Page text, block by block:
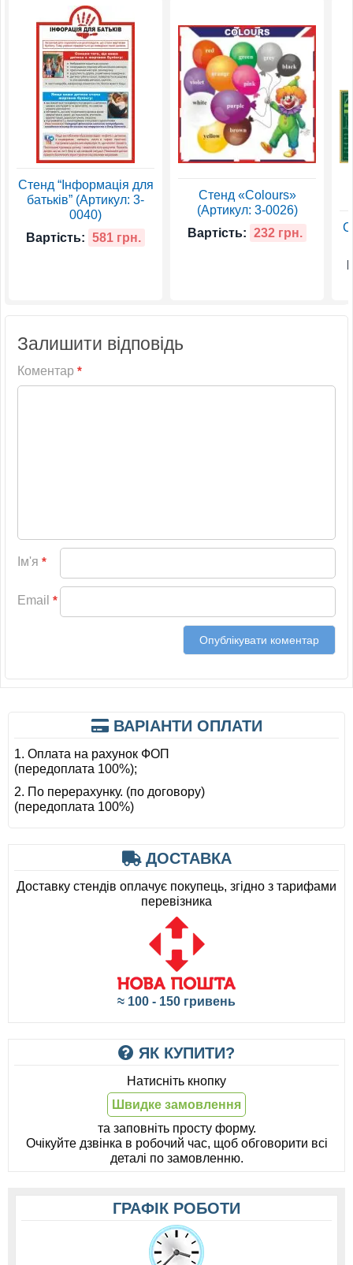
Стенд “Інформація для
батьків” (Артикул: 3-
0040)
Вартість: 581 грн.
Стенд «Colours»
(Артикул: 3-0026)
Вартість: 232 грн.
Залишити відповідь
Коментар *
Ім'я *
Email *
ВАРІАНТИ ОПЛАТИ
1. Оплата на рахунок ФОП
(передоплата 100%);
2. По перерахунку. (по договору)
(передоплата 100%)
ДОСТАВКА
Доставку стендів оплачує покупець, згідно з тарифами
перевізника
≈ 100 - 150 гривень
ЯК КУПИТИ?
Натисніть кнопку
Швидке замовлення
та заповніть просту форму.
Очікуйте дзвінка в робочий час, щоб обговорити всі
деталі по замовленню.
ГРАФІК РОБОТИ